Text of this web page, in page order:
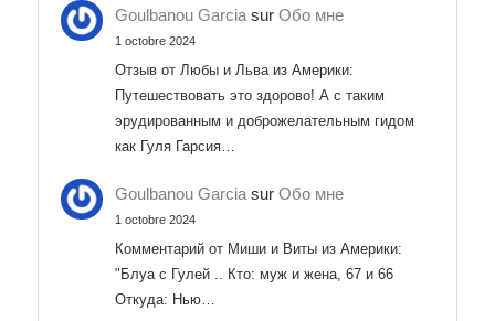
Goulbanou Garcia surОбо мне
1 octobre 2024
Отзыв от Любы и Льва из Америки:
Путешествовать это здорово! А с таким
эрудированным и доброжелательным гидом
как Гуля Гарсия…
Goulbanou Garcia surОбо мне
1 octobre 2024
Комментарий от Миши и Виты из Америки:
"Блуа с Гулей .. Кто: муж и жена, 67 и 66
Откуда: Нью…